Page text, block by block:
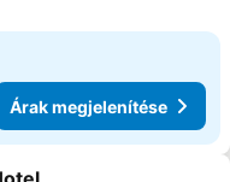
Árak megjelenítése